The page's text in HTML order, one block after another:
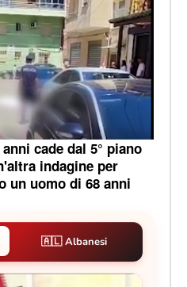
cade dal 5° piano
indagine per
un uomo di 68 anni
🇦🇱 Albanesi